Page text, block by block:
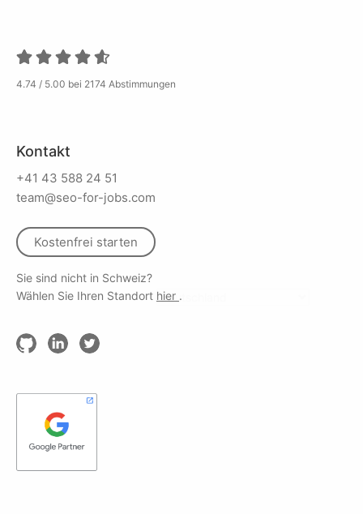
4.74 / 5.00 bei 2174 Abstimmungen
Kontakt
+41 43 588 24 51
team@seo-for-jobs.com
Kostenfrei starten
Sie sind nicht in Schweiz?
Wählen Sie Ihren Standort hier .